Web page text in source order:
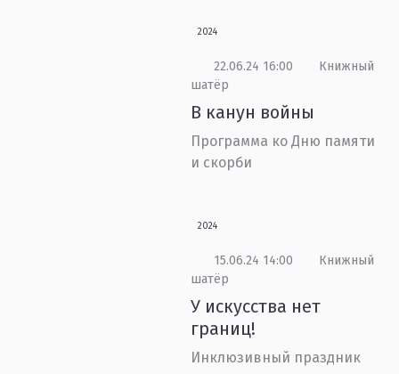
2024
22.06.24 16:00
Книжный
шатёр
В канун войны
Программа ко Дню памяти
и скорби
2024
15.06.24 14:00
Книжный
шатёр
У искусства нет
границ!
Инклюзивный праздник